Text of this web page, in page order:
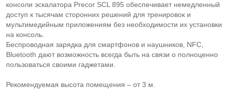
консоли эскалатора Precor SCL 895 обеспечивает немедленный
доступ к тысячам сторонних решений для тренировок и
мультимедийным приложениям без необходимости их установки
на консоль.
Беспроводная зарядка для смартфонов и наушников, NFC,
Bluetooth дают возможность всегда быть на связи о полноценно
пользоваться своими гаджетами.
Рекомендуемая высота помещения – от 3 м.